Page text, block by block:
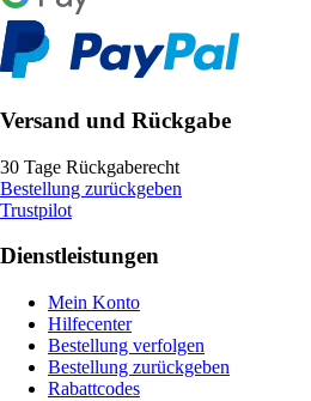
Versand und Rückgabe
30 Tage Rückgaberecht
Bestellung zurückgeben
Trustpilot
Dienstleistungen
Mein Konto
Hilfecenter
Bestellung verfolgen
Bestellung zurückgeben
Rabattcodes